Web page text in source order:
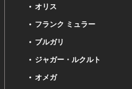
オリス
フランク ミュラー
ブルガリ
ジャガー・ルクルト
オメガ